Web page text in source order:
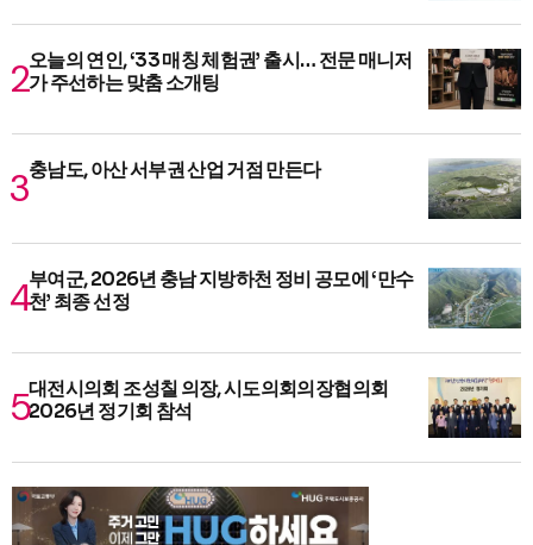
오늘의 연인, ‘33 매칭 체험권’ 출시… 전문 매니저
가 주선하는 맞춤 소개팅
충남도, 아산 서부권 산업 거점 만든다
부여군, 2026년 충남 지방하천 정비 공모에 ‘만수
천’ 최종 선정
대전시의회 조성칠 의장, 시도의회의장협의회
2026년 정기회 참석